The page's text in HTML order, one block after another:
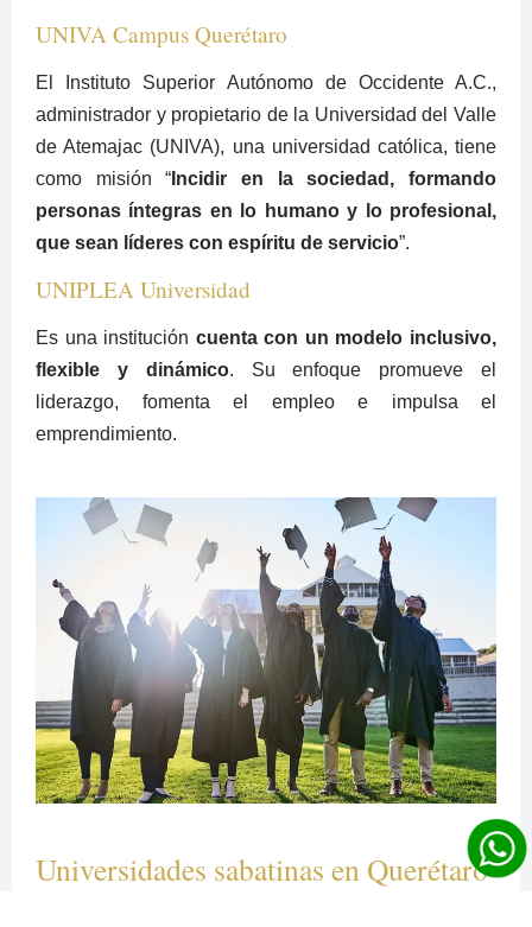
UNIVA Campus Querétaro
El Instituto Superior Autónomo de Occidente A.C.,
administrador y propietario de la Universidad del Valle
de Atemajac (UNIVA), una universidad católica, tiene
como misión “ Incidir en la sociedad, formando
personas íntegras en lo humano y lo profesional,
que sean líderes con espíritu de servicio”.
UNIPLEA Universidad
Es una institución cuenta con un modelo inclusivo,
flexible y dinámico. Su enfoque promueve el
liderazgo, fomenta el empleo e impulsa el
emprendimiento.
Universidades sabatinas en Querétaro